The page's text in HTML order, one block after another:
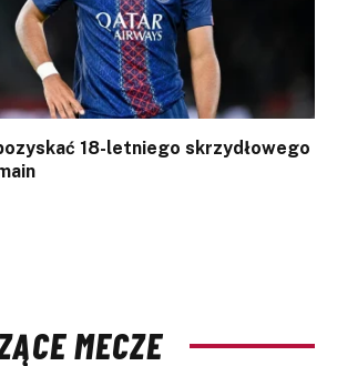
18-letniego skrzydłowego
MECZE